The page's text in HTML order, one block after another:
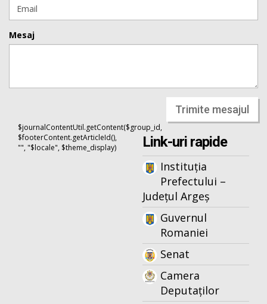
Mesaj
Trimite mesajul
$journalContentUtil.getContent($group_id,
$footerContent.getArticleId(),
"", "$locale", $theme_display)
Link-uri rapide
Instituția
Prefectului –
Județul Argeș
Guvernul
Romaniei
Senat
Camera
Deputaților